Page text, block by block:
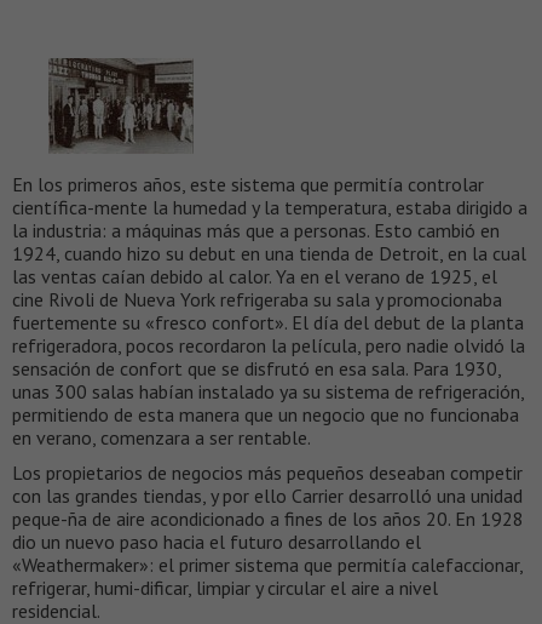
En los primeros años, este sistema que permitía controlar
científica-mente la humedad y la temperatura, estaba dirigido a
la industria: a máquinas más que a personas. Esto cambió en
1924, cuando hizo su debut en una tienda de Detroit, en la cual
las ventas caían debido al calor. Ya en el verano de 1925, el
cine Rivoli de Nueva York refrigeraba su sala y promocionaba
fuertemente su «fresco confort». El día del debut de la planta
refrigeradora, pocos recordaron la película, pero nadie olvidó la
sensación de confort que se disfrutó en esa sala. Para 1930,
unas 300 salas habían instalado ya su sistema de refrigeración,
permitiendo de esta manera que un negocio que no funcionaba
en verano, comenzara a ser rentable.
Los propietarios de negocios más pequeños deseaban competir
con las grandes tiendas, y por ello Carrier desarrolló una unidad
peque-ña de aire acondicionado a fines de los años 20. En 1928
dio un nuevo paso hacia el futuro desarrollando el
«Weathermaker»: el primer sistema que permitía calefaccionar,
refrigerar, humi-dificar, limpiar y circular el aire a nivel
residencial.